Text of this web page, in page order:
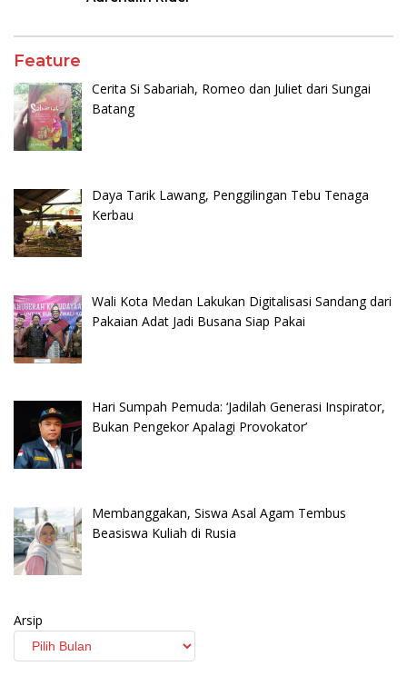
Feature
Cerita Si Sabariah, Romeo dan Juliet dari Sungai
Batang
Daya Tarik Lawang, Penggilingan Tebu Tenaga
Kerbau
Wali Kota Medan Lakukan Digitalisasi Sandang dari
Pakaian Adat Jadi Busana Siap Pakai
Hari Sumpah Pemuda: ‘Jadilah Generasi Inspirator,
Bukan Pengekor Apalagi Provokator’
Membanggakan, Siswa Asal Agam Tembus
Beasiswa Kuliah di Rusia
Arsip